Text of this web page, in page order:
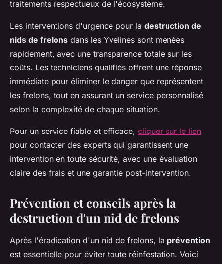
traitements respectueux de l'écosystème.
Les interventions d'urgence pour la destruction de
nids de frelons dans les Yvelines sont menées
rapidement, avec une transparence totale sur les
coûts. Les techniciens qualifiés offrent une réponse
immédiate pour éliminer le danger que représentent
les frelons, tout en assurant un service personnalisé
selon la complexité de chaque situation.
Pour un service fiable et efficace, cliquer sur le lien
pour contacter des experts qui garantissent une
intervention en toute sécurité, avec une évaluation
claire des frais et une garantie post-intervention.
Prévention et conseils après la
destruction d'un nid de frelons
Après l'éradication d'un nid de frelons, la prévention
est essentielle pour éviter toute réinfestation. Voici